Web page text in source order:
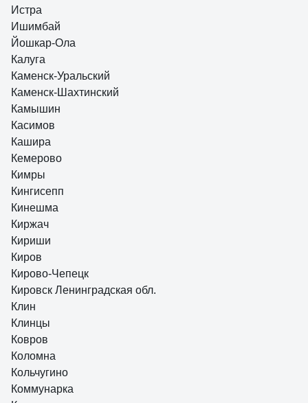
Истра
Ишимбай
Йошкар-Ола
Калуга
Каменск-Уральский
Каменск-Шахтинский
Камышин
Касимов
Кашира
Кемерово
Кимры
Кингисепп
Кинешма
Киржач
Кириши
Киров
Кирово-Чепецк
Кировск Ленинградская обл.
Клин
Клинцы
Ковров
Коломна
Кольчугино
Коммунарка